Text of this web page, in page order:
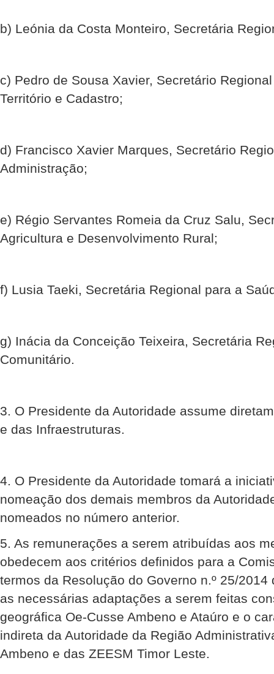
b) Leónia da Costa Monteiro, Secretária
c) Pedro de Sousa Xavier, Secretário
Território e Cadastro;
d) Francisco Xavier Marques, Secretário
Administração;
e) Régio Servantes Romeia da Cruz Salu,
Agricultura e Desenvolvimento Rural;
f) Lusia Taeki, Secretária Regional para a
g) Inácia da Conceição Teixeira, Secretária
Comunitário.
3. O Presidente da Autoridade assume
e das Infraestruturas.
4. O Presidente da Autoridade tomará a
nomeação dos demais membros da
nomeados no número anterior.
5. As remunerações a serem atribuídas aos
obedecem aos critérios definidos para a
termos da Resolução do Governo n.º 25/
as necessárias adaptações a serem feitas
geográfica Oe-Cusse Ambeno e Ataúro e o
indireta da Autoridade da Região
Ambeno e das ZEESM Timor Leste.